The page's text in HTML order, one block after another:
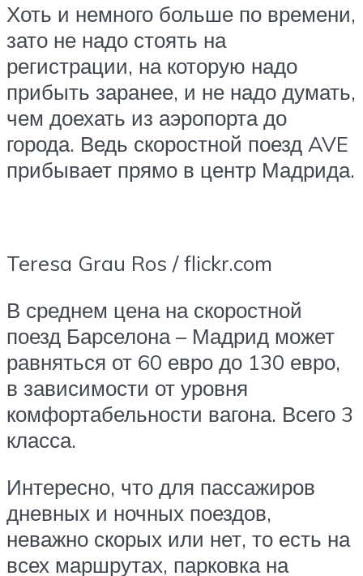
Хоть и немного больше по времени,
зато не надо стоять на
регистрации, на которую надо
прибыть заранее, и не надо думать,
чем доехать из аэропорта до
города. Ведь скоростной поезд AVE
прибывает прямо в центр Мадрида.
Teresa Grau Ros / flickr.com
В среднем цена на скоростной
поезд Барселона – Мадрид может
равняться от 60 евро до 130 евро,
в зависимости от уровня
комфортабельности вагона. Всего 3
класса.
Интересно, что для пассажиров
дневных и ночных поездов,
неважно скорых или нет, то есть на
всех маршрутах, парковка на